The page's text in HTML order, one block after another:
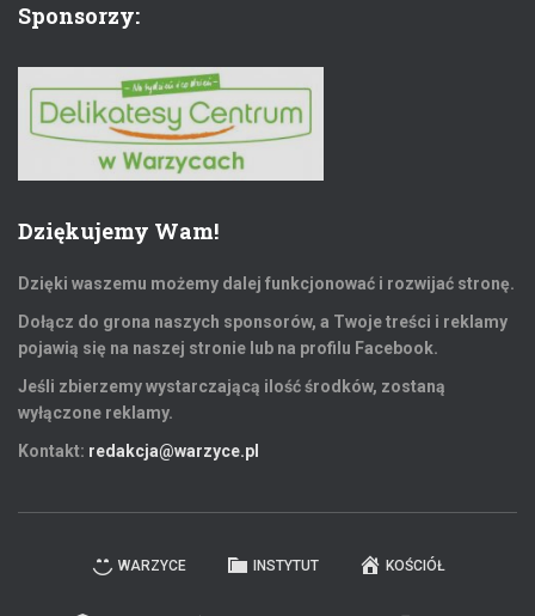
Sponsorzy:
Dziękujemy Wam!
Dzięki waszemu możemy dalej funkcjonować i rozwijać stronę.
Dołącz do grona naszych sponsorów, a Twoje treści i reklamy
pojawią się na naszej stronie lub na profilu Facebook.
Jeśli zbierzemy wystarczającą ilość środków, zostaną
wyłączone reklamy.
Kontakt: redakcja@warzyce.pl
WARZYCE INSTYTUT KOŚCIÓŁ